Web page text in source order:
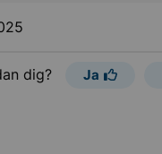
dig? Ja